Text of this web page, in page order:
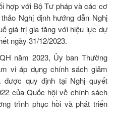
hợp với Bộ Tư pháp và các cơ
Nghị định hướng dẫn Nghị
giá trị gia tăng với hiệu lực dự
ngày 31/12/2023.
năm 2023, Ủy ban Thường
vi áp dụng chính sách giảm
quy định tại Nghị quyết
của Quốc hội về chính sách
trình phục hồi và phát triển